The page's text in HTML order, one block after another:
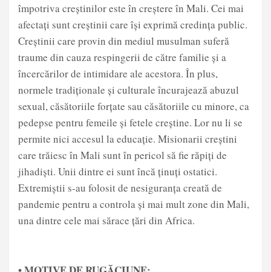
împotriva creștinilor este în creștere în Mali. Cei mai
afectați sunt creștinii care își exprimă credința public.
Creștinii care provin din mediul musulman suferă
traume din cauza respingerii de către familie și a
încercărilor de intimidare ale acestora. În plus,
normele tradiționale și culturale încurajează abuzul
sexual, căsătoriile forțate sau căsătoriile cu minore, ca
pedepse pentru femeile și fetele creștine. Lor nu li se
permite nici accesul la educație. Misionarii creștini
care trăiesc în Mali sunt în pericol să fie răpiți de
jihadiști. Unii dintre ei sunt încă ținuți ostatici.
Extremiștii s-au folosit de nesiguranța creată de
pandemie pentru a controla și mai mult zone din Mali,
una dintre cele mai sărace țări din Africa.